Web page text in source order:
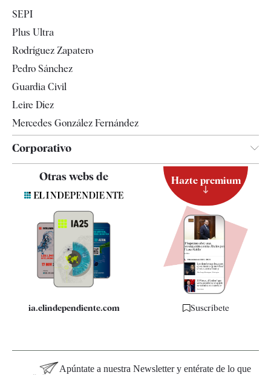
Televisión
SEPI
Plus Ultra
Rodríguez Zapatero
Pedro Sánchez
Guardia Civil
Leire Díez
Mercedes González Fernández
Corporativo
Contacto
Quiénes somos
Especificaciones
Otras webs de
ia.elindependiente.com
Hazte premium
Suscríbete
Apúntate a nuestra Newsletter y entérate de lo que